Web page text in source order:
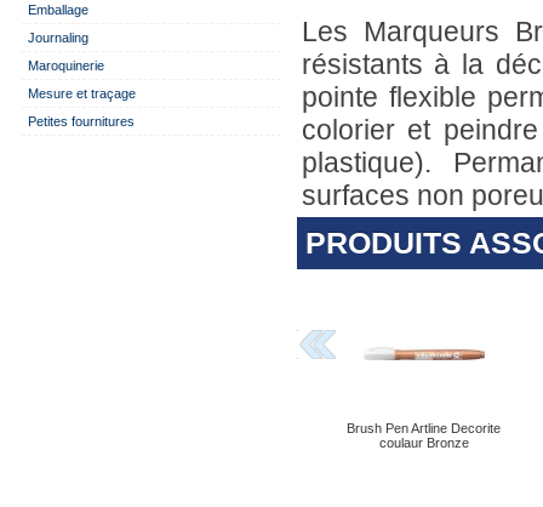
Emballage
Journaling
Maroquinerie
Mesure et traçage
Petites fournitures
Les Marqueurs
résistants à la
pointe flexible
colorier et
plastique).
surfaces non
PRODUITS
Brush Pen Artline Decorite
coulaur Bronze